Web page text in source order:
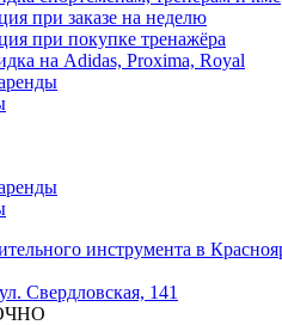
при заказе на неделю
при покупке тренажёра
на Adidas, Proxima, Royal
Свердловская, 141